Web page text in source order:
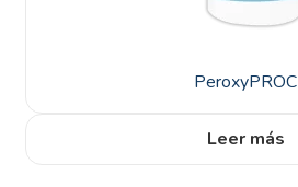
PeroxyPROC
Leer más